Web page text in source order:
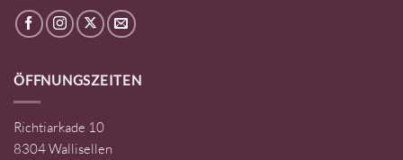
ÖFFNUNGSZEITEN
Richtiarkade 10
8304 Wallisellen